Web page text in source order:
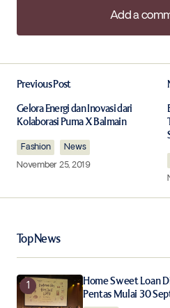
Add a
Add a
Required fields are
Comment
Your Name
Your E-mail*
Previous Post
Gelora Energi dan Inovasi dari
Kolaborasi Puma X Balmain
Fashion
News
November 25, 2019
Top News
Home Sweet Loan
Pentas Mulai 30